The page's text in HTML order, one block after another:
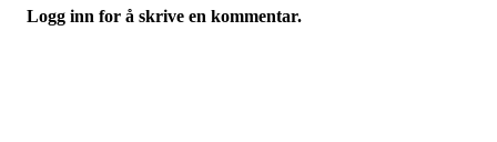
Logg inn for å skrive en kommentar.